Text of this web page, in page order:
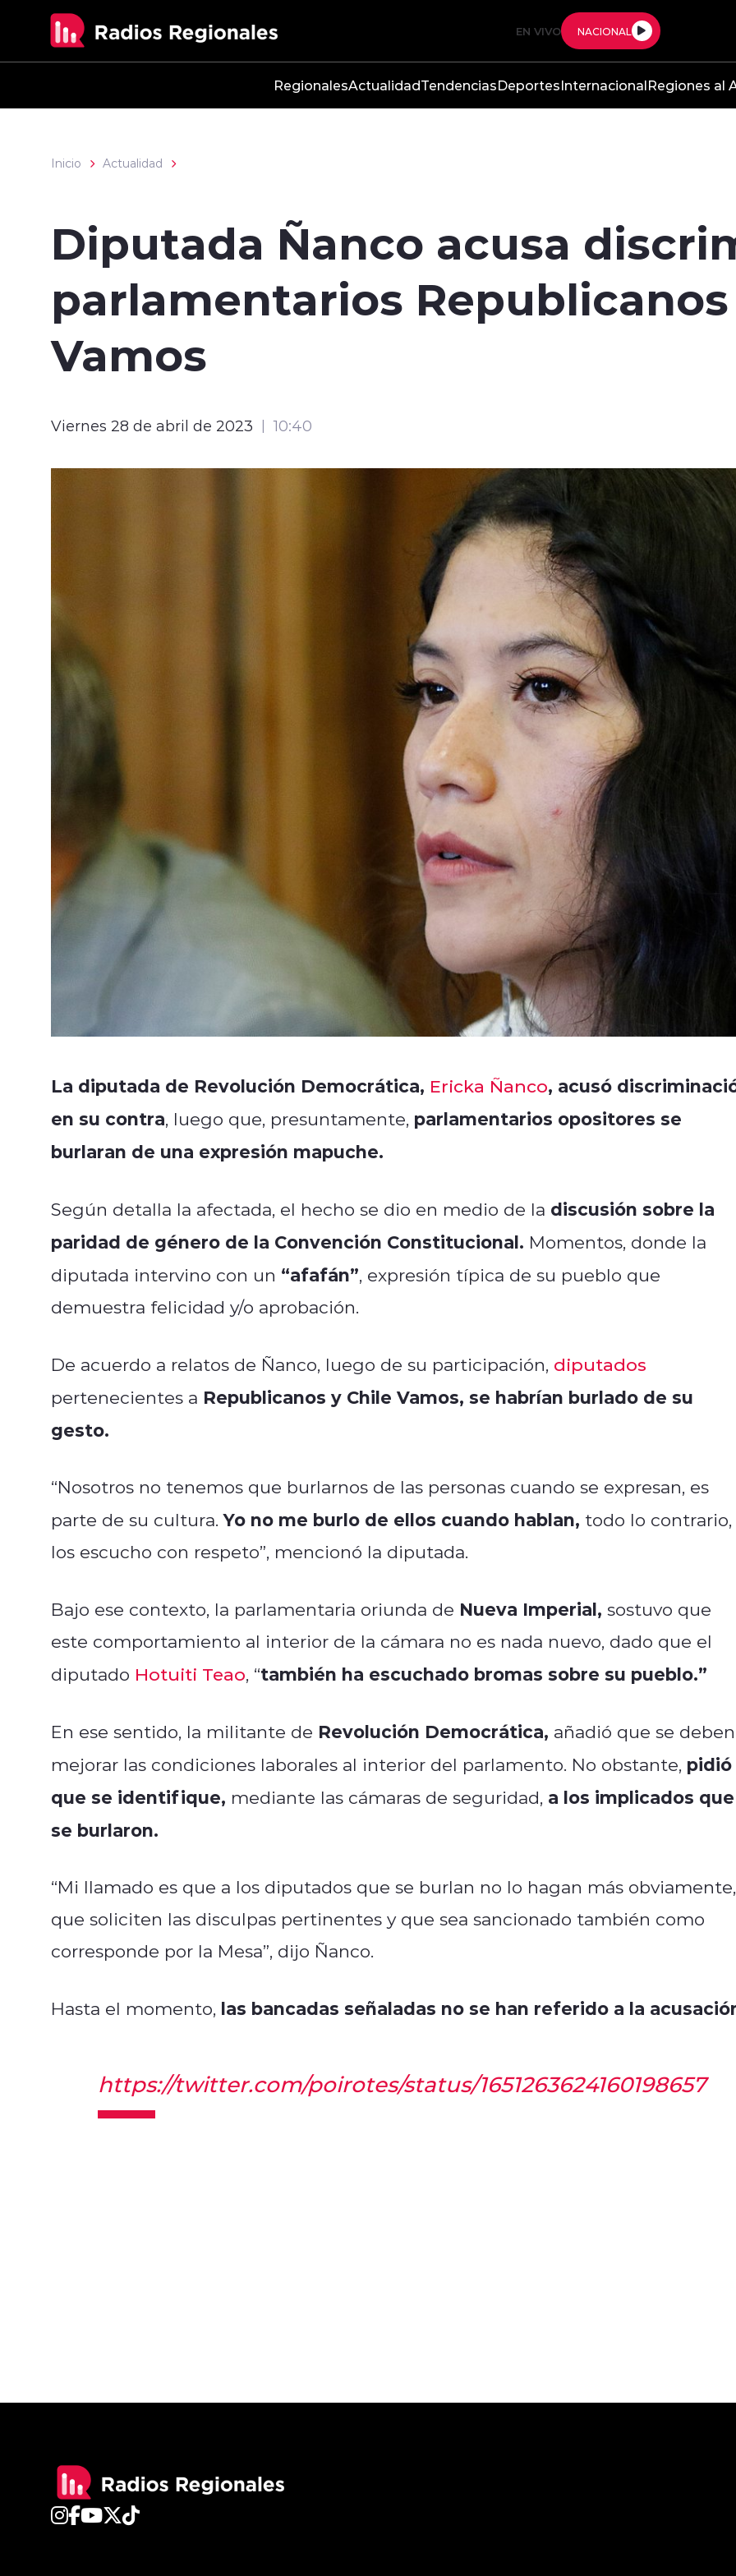
EN VIVO NACIONAL
RegionalesActualidadTendenciasDeportesInternacionalRegiones al
Inicio Actualidad
Diputada Ñanco acusa
parlamentarios
Vamos
Viernes 28 de abril de 2023 10:40
La diputada de Revolución Democrática, Ericka Ñanco, acusó
en su contra, luego que, presuntamente, parlamentarios opositores se
burlaran de una expresión mapuche.
Según detalla la afectada, el hecho se dio en medio de la discusión sobre la
paridad de género de la Convención Constitucional. Momentos, donde la
diputada intervino con un “afafán”, expresión típica de su pueblo que
demuestra felicidad y/o aprobación.
De acuerdo a relatos de Ñanco, luego de su participación, diputados
pertenecientes a Republicanos y Chile Vamos, se habrían burlado de su
gesto.
“Nosotros no tenemos que burlarnos de las personas cuando se expresan, es
parte de su cultura. Yo no me burlo de ellos cuando hablan, todo lo contrario,
los escucho con respeto”, mencionó la diputada.
Bajo ese contexto, la parlamentaria oriunda de Nueva Imperial, sostuvo que
este comportamiento al interior de la cámara no es nada nuevo, dado que el
diputado Hotuiti Teao, “también ha escuchado bromas sobre su pueblo.”
En ese sentido, la militante de Revolución Democrática, añadió que se deben
mejorar las condiciones laborales al interior del parlamento. No obstante, pidió
que se identifique, mediante las cámaras de seguridad, a los implicados que
se burlaron.
“Mi llamado es que a los diputados que se burlan no lo hagan más obviamente,
que soliciten las disculpas pertinentes y que sea sancionado también como
corresponde por la Mesa”, dijo Ñanco.
Hasta el momento, las bancadas señaladas no se han referido a la
https://twitter.com/poirotes/status/1651263624160198657